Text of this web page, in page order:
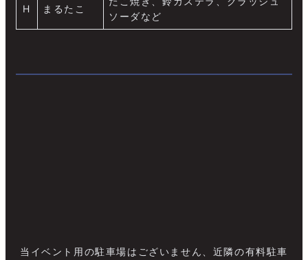
H まるたこ
ソーダなど
当イベント用の駐車場はございません、近隣の有料駐車